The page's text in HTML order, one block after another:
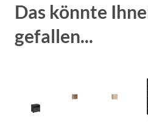
Das könnte
gefallen...